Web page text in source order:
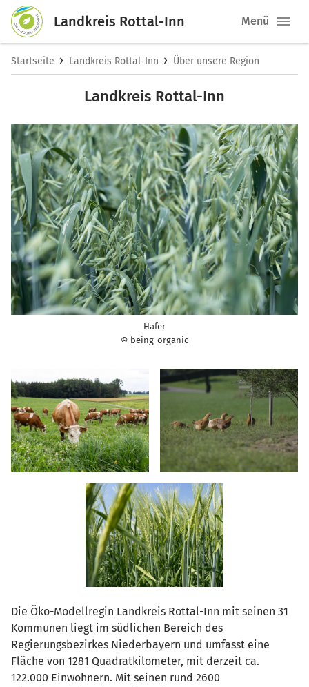
Landkreis Rottal-Inn Menü
Startseite › Landkreis Rottal-Inn › Über unsere Region
Landkreis Rottal-Inn
Hafer
© being-organic
Die Öko-Modellregin Landkreis Rottal-Inn mit seinen 31
Kommunen liegt im südlichen Bereich des
Regierungsbezirkes Niederbayern und umfasst eine
Fläche von 1281 Quadratkilometer, mit derzeit ca.
122.000 Einwohnern. Mit seinen rund 2600